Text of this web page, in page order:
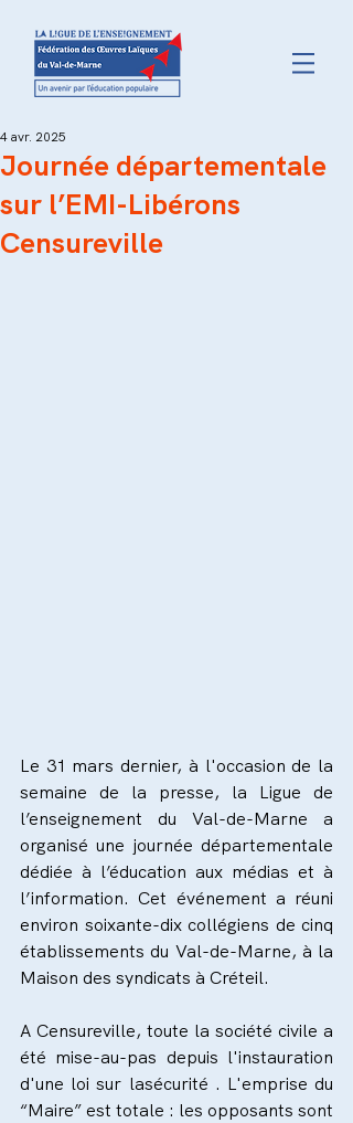
Journée départementale
sur l’EMI-Libérons
Censureville
4 avr. 2025
Le 31 mars dernier, à l'occasion de la
semaine de la presse, la Ligue de
l’enseignement du Val-de-Marne a
organisé une journée départementale
dédiée à l’éducation aux médias et à
l’information. Cet événement a réuni
environ soixante-dix collégiens de cinq
établissements du Val-de-Marne, à la
Maison des syndicats à Créteil.
A Censureville, toute la société civile a
été mise-au-pas depuis l'instauration
d'une loi sur lasécurité . L'emprise du
“Maire” est totale : les opposants sont